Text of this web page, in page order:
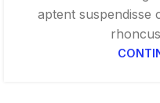
aptent suspendisse